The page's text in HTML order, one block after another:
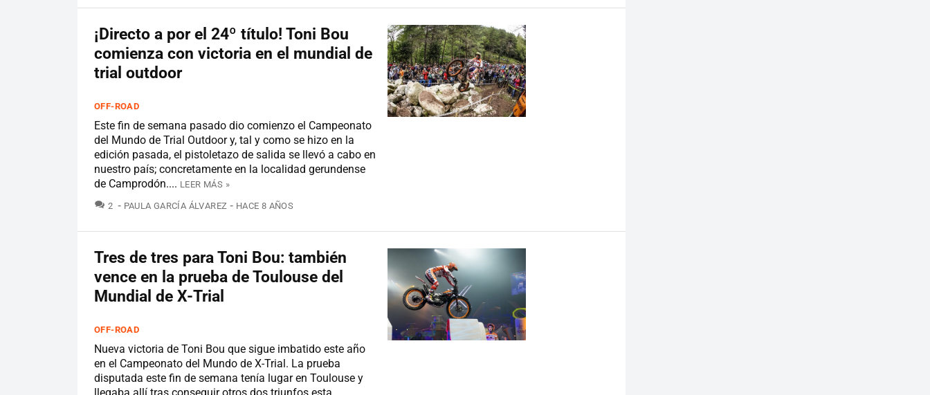
¡Directo a por el 24º título! Toni Bou
comienza con victoria en el mundial de
trial outdoor
OFF-ROAD
Este fin de semana pasado dio comienzo el Campeonato
del Mundo de Trial Outdoor y, tal y como se hizo en la
edición pasada, el pistoletazo de salida se llevó a cabo en
nuestro país; concretamente en la localidad gerundense
de Camprodón.... LEER MÁS »
2 COMENTARIOS
PAULA GARCÍA ÁLVAREZ HACE 8 AÑOS
Tres de tres para Toni Bou: también
vence en la prueba de Toulouse del
Mundial de X-Trial
OFF-ROAD
Nueva victoria de Toni Bou que sigue imbatido este año
en el Campeonato del Mundo de X-Trial. La prueba
disputada este fin de semana tenía lugar en Toulouse y